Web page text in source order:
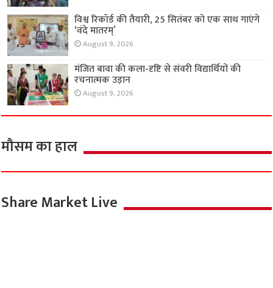
विश्व रिकॉर्ड की तैयारी, 25 सितंबर को एक साथ गाएंगे
‘वंदे मातरम्’
August 9, 2026
मंजित बावा की कला-दृष्टि से संवरी विद्यार्थियों की
रचनात्मक उड़ान
August 9, 2026
मौसम का हाल
Share Market Live